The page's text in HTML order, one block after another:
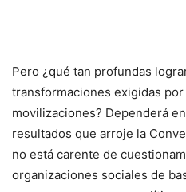
Pero ¿qué tan profundas
transformaciones exigidas
movilizaciones? Dependerá
resultados que arroje la
no está carente de
organizaciones sociales de